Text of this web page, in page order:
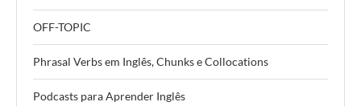
OFF-TOPIC
Phrasal Verbs em Inglês, Chunks e Collocations
Podcasts para Aprender Inglês